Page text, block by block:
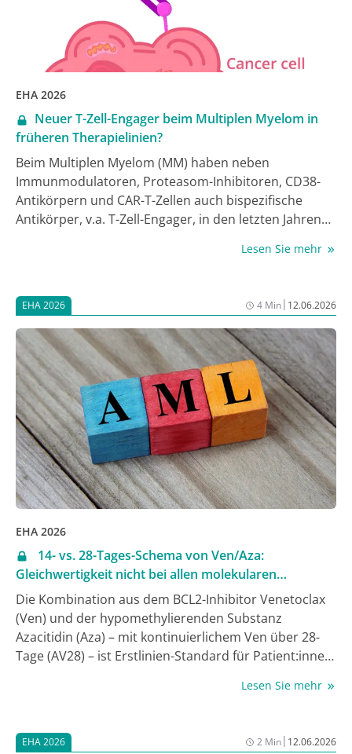
EHA 2026
Neuer T-Zell-Engager beim Multiplen Myelom in
früheren Therapielinien?
Beim Multiplen Myelom (MM) haben neben
Immunmodulatoren, Proteasom-Inhibitoren, CD38-
Antikörpern und CAR-T-Zellen auch bispezifische
Antikörper, v.a. T-Zell-Engager, in den letzten Jahren
späteren Therapielinien eingesetzt, scheint einer bei
Association (EHA) in Stockholm vorgestellten Phase-
III-Studie zufolge auch in frühen Stadien
bemerkenswerten Erfolg zu haben [1].
Lesen Sie mehr
EHA 2026 4 Min| 12.06.2026
EHA 2026
14- vs. 28-Tages-Schema von Ven/Aza:
Gleichwertigkeit nicht bei allen molekularen
Subgruppen
Die Kombination aus dem BCL2-Inhibitor Venetoclax
(Ven) und der hypomethylierenden Substanz
Azacitidin (Aza) – mit kontinuierlichem Ven über 28-
Tage (AV28) – ist Erstlinien-Standard für Patient:innen
intensive Chemotherapie nicht geeignet sind. Im
verkürzter Dauer verabreicht, ohne dass dafür
belastbare Evidenz vorliegt. In der randomisierten
Lesen Sie mehr
EHA 2026 2 Min| 12.06.2026